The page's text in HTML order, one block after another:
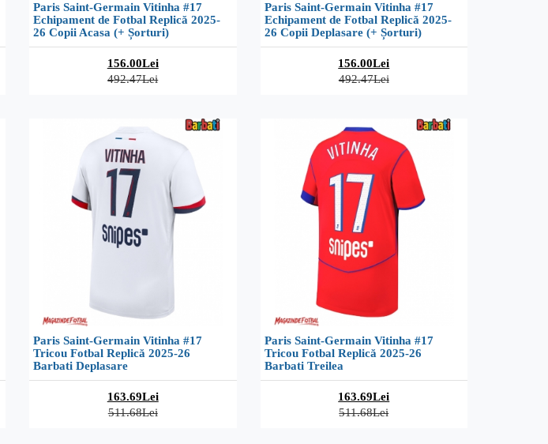
Paris Saint-Germain Vitinha #17
Echipament de Fotbal Replică 2025-
26 Copii Acasa (+ Șorturi)
156.00Lei
492.47Lei
Paris Saint-Germain Vitinha #17
Echipament de Fotbal Replică 2025-
26 Copii Deplasare (+ Șorturi)
156.00Lei
492.47Lei
Paris Saint-Germain Vitinha #17
Tricou Fotbal Replică 2025-26
Barbati Deplasare
163.69Lei
511.68Lei
Paris Saint-Germain Vitinha #17
Tricou Fotbal Replică 2025-26
Barbati Treilea
163.69Lei
511.68Lei